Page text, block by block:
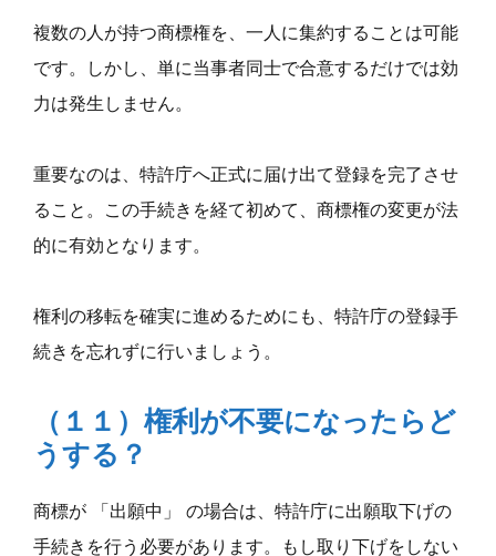
複数の人が持つ商標権を、一人に集約することは可能
です。しかし、単に当事者同士で合意するだけでは効
力は発生しません。
重要なのは、特許庁へ正式に届け出て登録を完了させ
ること。この手続きを経て初めて、商標権の変更が法
的に有効となります。
権利の移転を確実に進めるためにも、特許庁の登録手
続きを忘れずに行いましょう。
（１１）権利が不要になったらど
うする？
商標が 「出願中」 の場合は、特許庁に出願取下げの
手続きを行う必要があります。もし取り下げをしない